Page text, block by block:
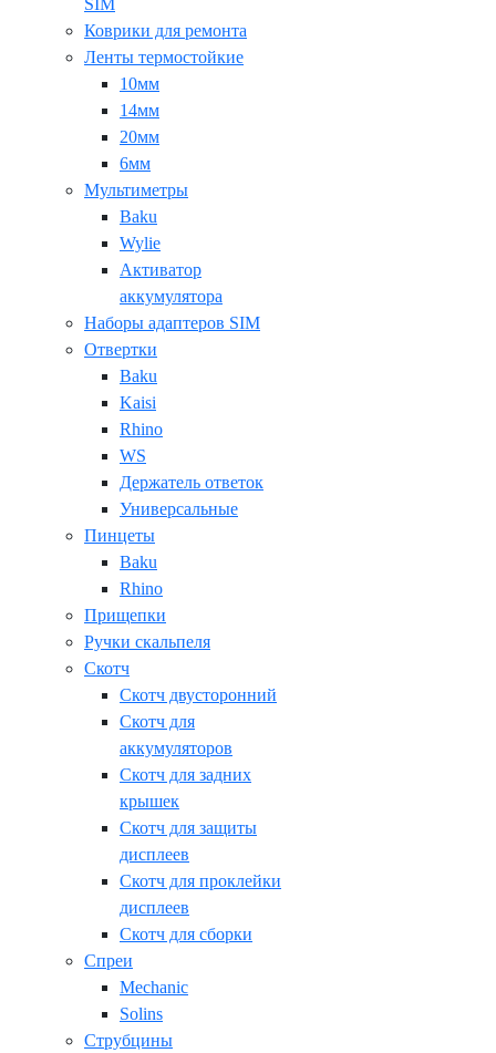
SIM
Коврики для ремонта
Ленты термостойкие
10мм
14мм
20мм
6мм
Мультиметры
Baku
Wylie
Активатор
аккумулятора
Наборы адаптеров SIM
Отвертки
Baku
Kaisi
Rhino
WS
Держатель ответок
Универсальные
Пинцеты
Baku
Rhino
Прищепки
Ручки скальпеля
Скотч
Скотч двусторонний
Скотч для
аккумуляторов
Скотч для задних
крышек
Скотч для защиты
дисплеев
Скотч для проклейки
дисплеев
Скотч для сборки
Спреи
Mechanic
Solins
Струбцины